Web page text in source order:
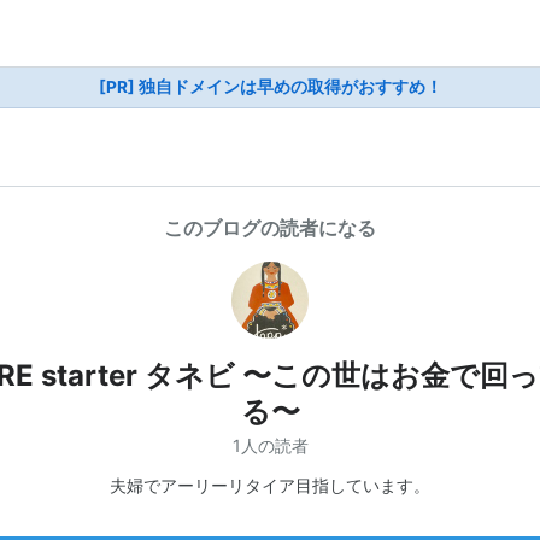
[PR] 独自ドメインは早めの取得がおすすめ！
このブログの読者になる
starter タネビ 〜この世はお金で回
る〜
1人の読者
夫婦でアーリーリタイア目指しています。